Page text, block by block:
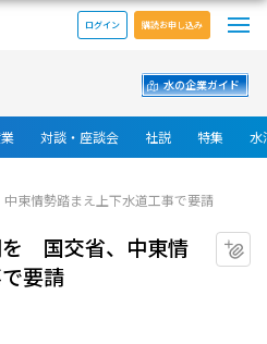
本水道新聞 電子版
ログイン 購読お申し込み
水の企業ガイド
対談・座談会 社説 特集 水
東情勢踏まえ上下水道工事で要請
を 国交省、中東情
要請